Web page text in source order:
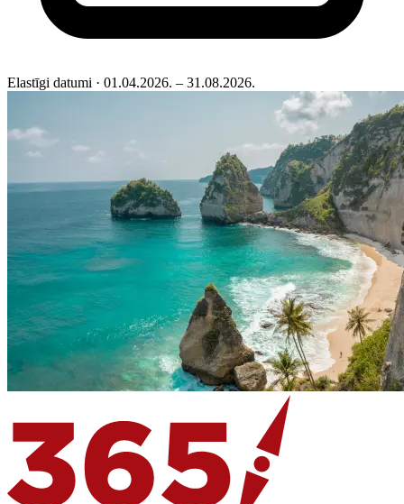
Elastīgi datumi · 01.04.2026. – 31.08.2026.